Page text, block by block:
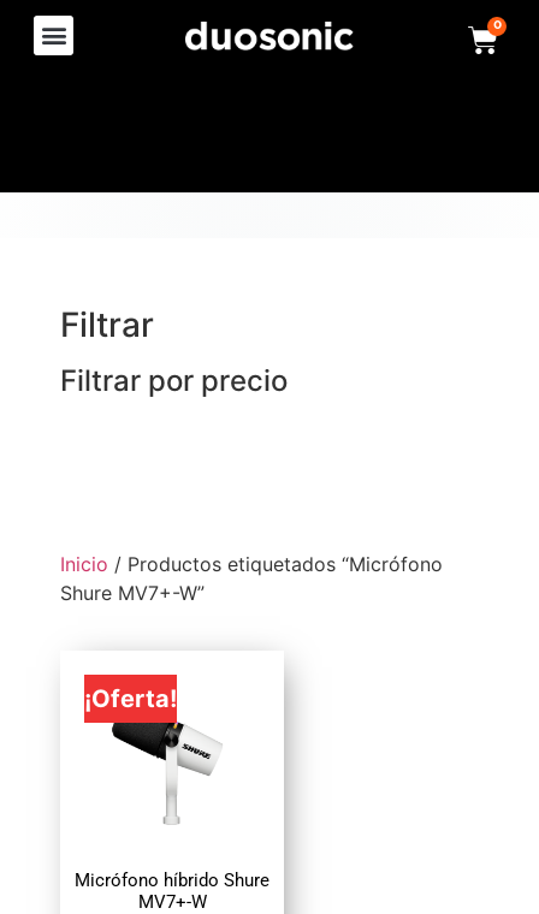
0
Filtrar
Filtrar por precio
Inicio / Productos etiquetados “Micrófono
Shure MV7+-W”
¡Oferta!
Micrófono híbrido Shure
MV7+-W